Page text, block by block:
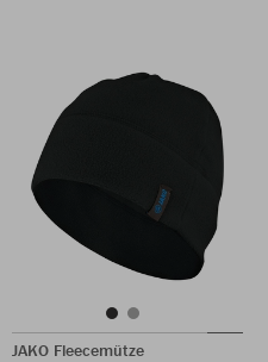
JAKO Fleecemütze